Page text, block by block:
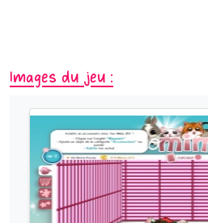
Images du jeu :